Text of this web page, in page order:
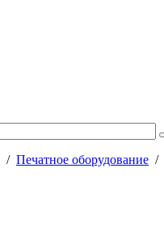
/ Печатное оборудование /